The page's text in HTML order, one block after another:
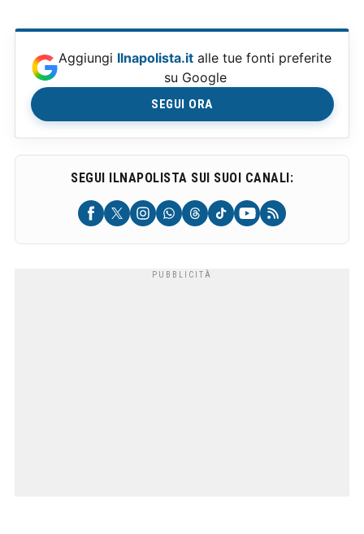
Aggiungi Ilnapolista.it alle tue fonti preferite
su Google
SEGUI ORA
SEGUI ILNAPOLISTA SUI SUOI CANALI: